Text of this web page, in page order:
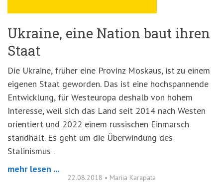
Ukraine, eine Nation baut ihren
Staat
Die Ukraine, früher eine Provinz Moskaus, ist zu einem
eigenen Staat geworden. Das ist eine hochspannende
Entwicklung, für Westeuropa deshalb von hohem
Interesse, weil sich das Land seit 2014 nach Westen
orientiert und 2022 einem russischen Einmarsch
standhält. Es geht um die Überwindung des
Stalinismus .
mehr lesen ...
22.08.2018 • Mariia Karapata